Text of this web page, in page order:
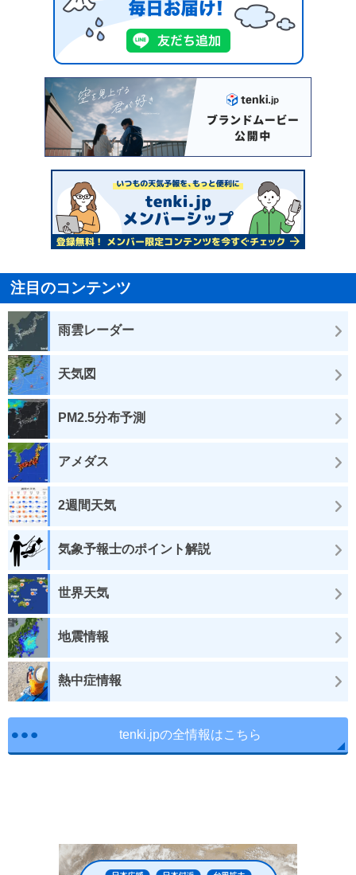
注目のコンテンツ
雨雲レーダー
天気図
PM2.5分布予測
アメダス
2週間天気
気象予報士のポイント解説
世界天気
地震情報
熱中症情報
tenki.jpの全情報はこちら